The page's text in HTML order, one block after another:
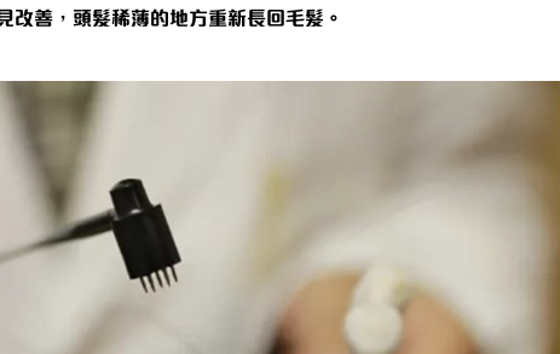
善，頭髮稀薄的地方重新長回毛髮。